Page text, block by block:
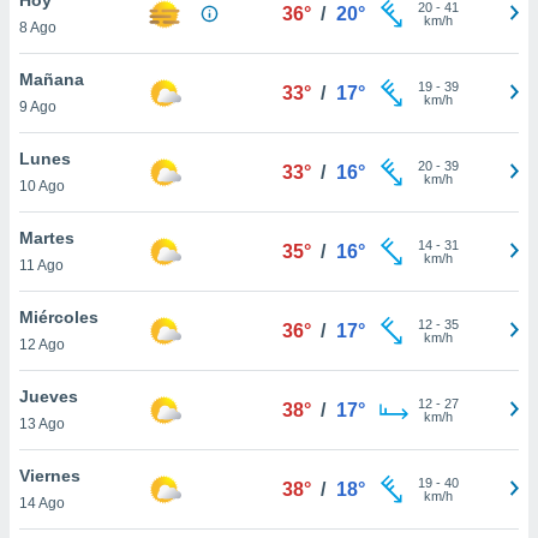
y
en
más
de
8 Ago
36° / 20° 20- 41
km/h
Mañana
9 Ago
33° / 17° 19- 39
km/h
Lunes
10 Ago
33° / 16° 20- 39
km/h
Martes
11 Ago
35° / 16° 14- 31
km/h
Miércoles
12 Ago
36° / 17° 12- 35
km/h
Jueves
13 Ago
38° / 17° 12- 27
km/h
Viernes
14 Ago
38° / 18° 19- 40
km/h